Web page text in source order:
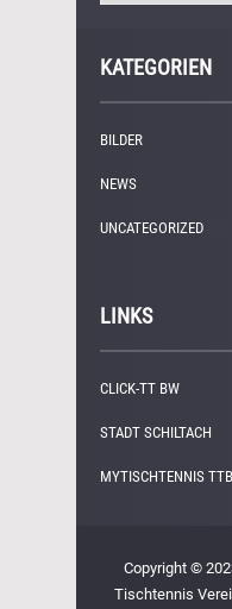
KATEGORIEN
BILDER
NEWS
UNCATEGORIZED
LINKS
CLICK-TT BW
STADT SCHILTACH
MYTISCHTENNIS
Copyright ©
Tischtennis